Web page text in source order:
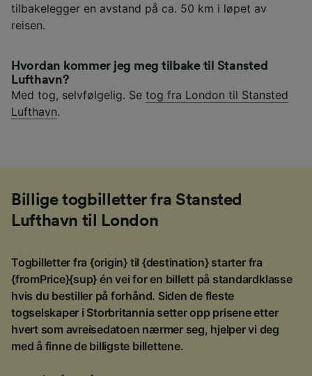
tilbakelegger en avstand på ca. 50 km i løpet av
reisen.
Hvordan kommer jeg meg tilbake til Stansted
Lufthavn?
Med tog, selvfølgelig. Se tog fra London til Stansted
Lufthavn.
Billige togbilletter fra Stansted
Lufthavn til London
Togbilletter fra {origin} til {destination} starter fra
{fromPrice}{sup} én vei for en billett på standardklasse
hvis du bestiller på forhånd. Siden de fleste
togselskaper i Storbritannia setter opp prisene etter
hvert som avreisedatoen nærmer seg, hjelper vi deg
med å finne de billigste billettene.